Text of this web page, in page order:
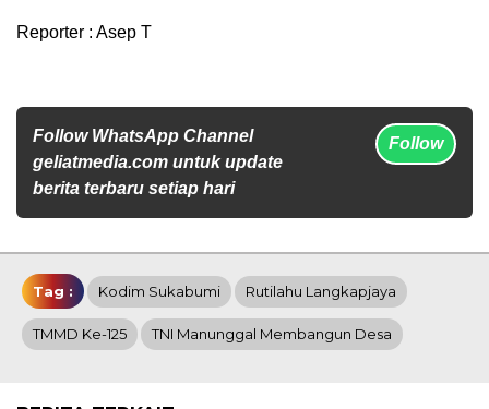
Reporter : Asep T
Follow WhatsApp Channel
geliatmedia.com untuk update
berita terbaru setiap hari
Follow
Tag : Kodim Sukabumi Rutilahu Langkapjaya
TMMD Ke-125 TNI Manunggal Membangun Desa